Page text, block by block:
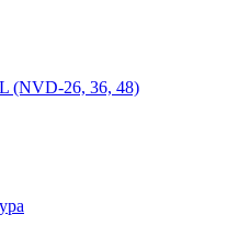
(NVD-26, 36, 48)